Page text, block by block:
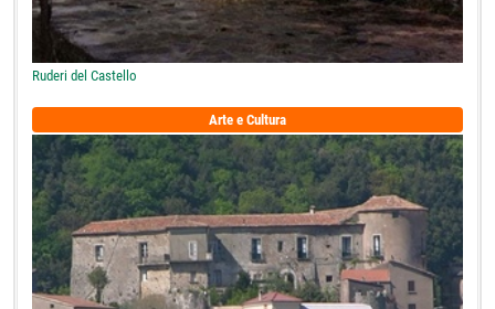
Ruderi del Castello
Arte e Cultura